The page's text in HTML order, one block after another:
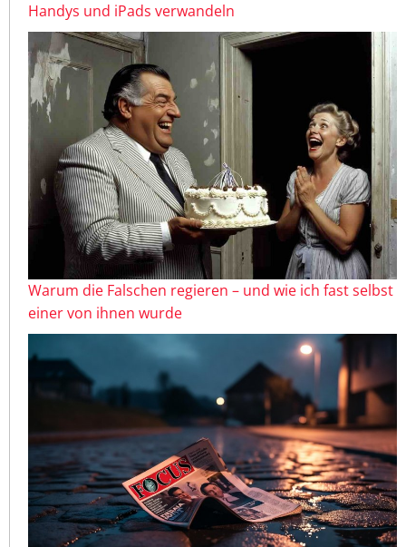
Handys und iPads verwandeln
Warum die Falschen regieren – und wie ich fast selbst
einer von ihnen wurde